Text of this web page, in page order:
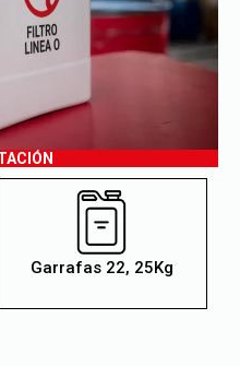
Garrafas 22, 25Kg